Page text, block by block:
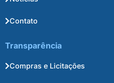
Contato
Transparência
Compras e Licitações